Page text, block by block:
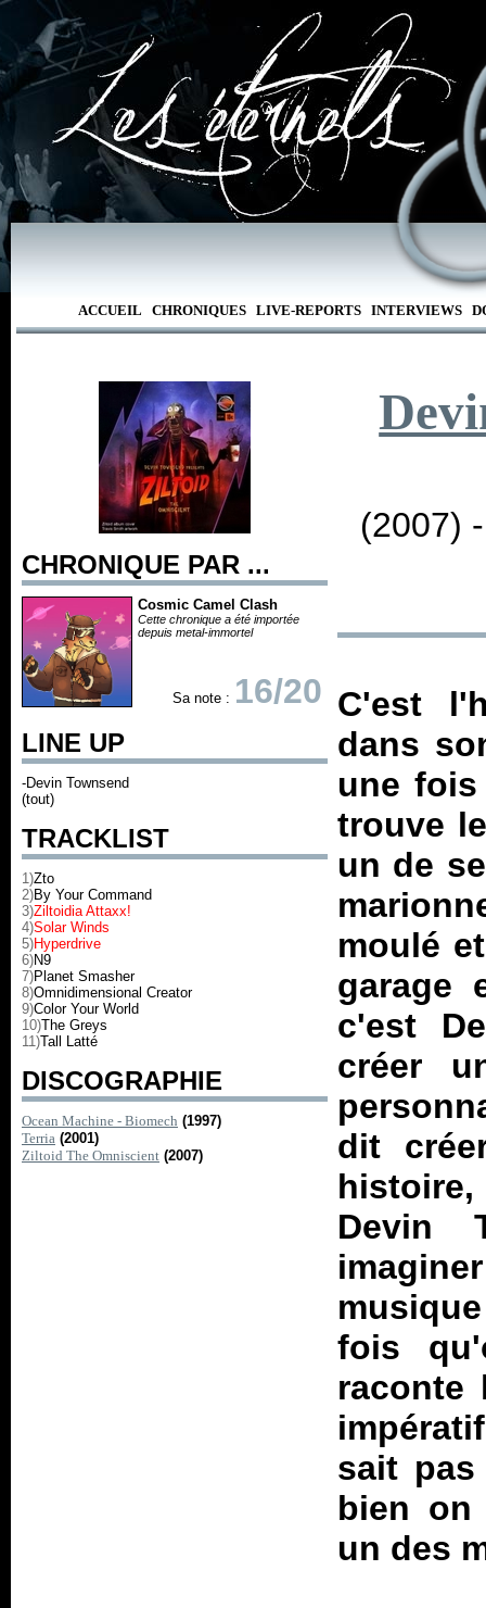
ACCUEIL CHRONIQUES LIVE-REPORTS INTERVIEWS
CHRONIQUE PAR ...
Cosmic Camel Clash
Cette chronique a été importée
depuis metal-immortel
Sa note : 16/20
LINE UP
-Devin Townsend
(tout)
TRACKLIST
1)Zto
2)By Your Command
3)Ziltoidia Attaxx!
4)Solar Winds
5)Hyperdrive
6)N9
7)Planet Smasher
8)Omnidimensional Creator
9)Color Your World
10)The Greys
11)Tall Latté
DISCOGRAPHIE
Ocean Machine - Biomech (1997)
Terria (2001)
Ziltoid The Omniscient (2007)
(2007)
C'est
dans
une
trouve
un de
moulé
garage
c'est
créer
dit
Devin
fois
raconte
sait pas
bien on
un des